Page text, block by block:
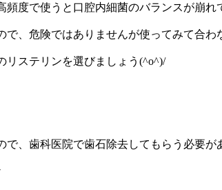
度で使うと口腔内細菌のバランスが崩れ
、危険ではありませんが使ってみて合
リステリンを選びましょう(^o^)/
、歯科医院で歯石除去してもらう必要が